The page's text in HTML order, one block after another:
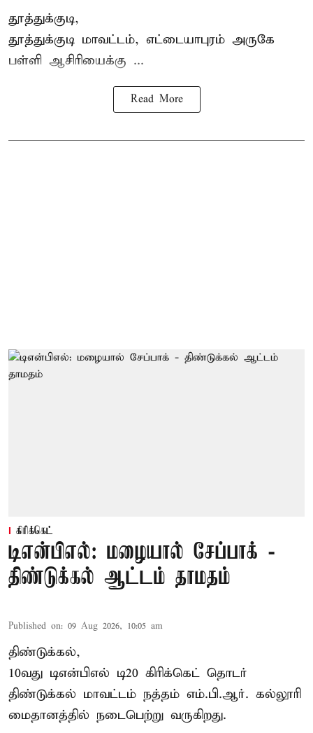
தூத்துக்குடி,
தூத்துக்குடி மாவட்டம், எட்டையாபுரம் அருகே
பள்ளி ஆசிரியைக்கு ...
Read More
கிரிக்கெட்
டிஎன்பிஎல்: மழையால் சேப்பாக் -
திண்டுக்கல் ஆட்டம் தாமதம்
Published on: 09 Aug 2026, 10:05 am
திண்டுக்கல்,
10வது டிஎன்பிஎல் டி20 கிரிக்கெட் தொடர்
திண்டுக்கல் மாவட்டம் நத்தம் எம்.பி.ஆர். கல்லூரி
மைதானத்தில் நடைபெற்று வருகிறது.